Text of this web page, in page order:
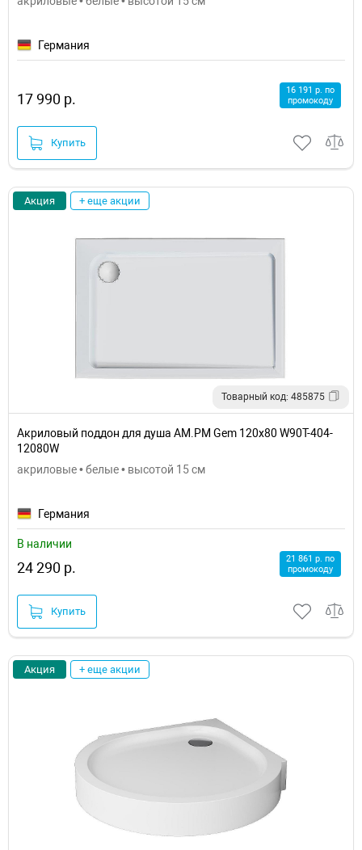
Германия
17 990 р.
16 191 р. по
промокоду
Купить
Акция + еще акции
Товарный код: 485875
Акриловый поддон для душа AM.PM Gem 120х80 W90T-404-
12080W
акриловые • белые • высотой 15 см
Германия
В наличии
24 290 р.
21 861 р. по
промокоду
Купить
Акция + еще акции